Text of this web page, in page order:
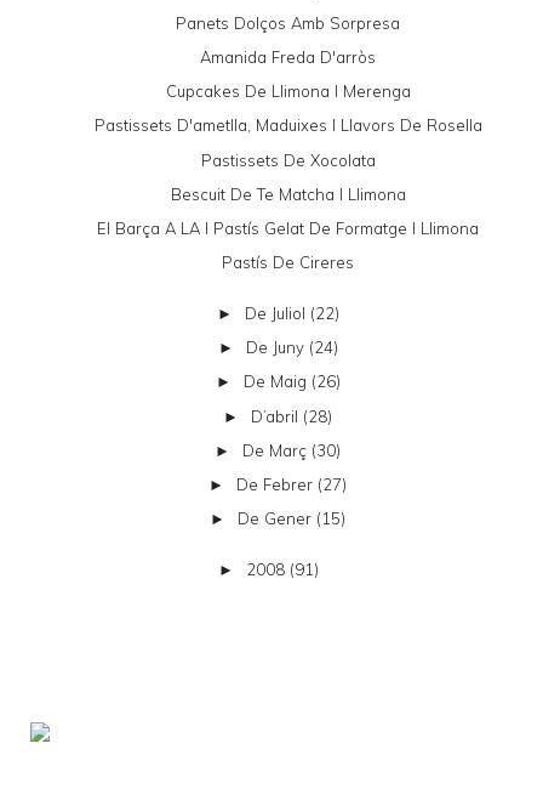
Panets Dolços Amb Sorpresa
Amanida Freda D'arròs
Cupcakes De Llimona I Merenga
Pastissets D'ametlla, Maduixes I Llavors De Rosella
Pastissets De Xocolata
Bescuit De Te Matcha I Llimona
El Barça A LA I Pastís Gelat De Formatge I Llimona
Pastís De Cireres
► De Juliol (22)
► De Juny (24)
► De Maig (26)
► D’abril (28)
► De Març (30)
► De Febrer (27)
► De Gener (15)
► 2008 (91)